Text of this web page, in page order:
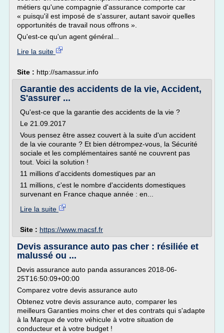
métiers qu'une compagnie d'assurance comporte car
« puisqu'il est imposé de s'assurer, autant savoir quelles
opportunités de travail nous offrons ».
Qu'est-ce qu'un agent général...
Lire la suite
Site : http://samassur.info
Garantie des accidents de la vie, Accident,
S'assurer ...
Qu'est-ce que la garantie des accidents de la vie ?
Le 21.09.2017
Vous pensez être assez couvert à la suite d'un accident
de la vie courante ? Et bien détrompez-vous, la Sécurité
sociale et les complémentaires santé ne couvrent pas
tout. Voici la solution !
11 millions d'accidents domestiques par an
11 millions, c'est le nombre d'accidents domestiques
survenant en France chaque année : en...
Lire la suite
Site : https://www.macsf.fr
Devis assurance auto pas cher : résiliée et
malussé ou ...
Devis assurance auto panda assurances 2018-06-
25T16:50:09+00:00
Comparez votre devis assurance auto
Obtenez votre devis assurance auto, comparer les
meilleurs Garanties moins cher et des contrats qui s'adapte
à la Marque de votre véhicule à votre situation de
conducteur et à votre budget !